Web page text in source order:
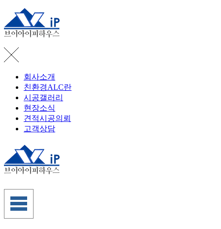
회사소개
친환경ALC란
시공갤러리
현장소식
견적시공의뢰
고객상담